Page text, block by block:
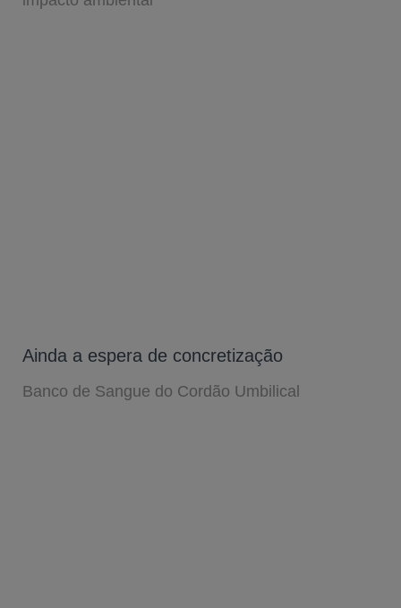
Ainda a espera de concretização
Banco de Sangue do Cordão Umbilical